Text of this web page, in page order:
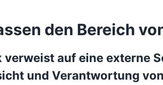
den Bereich
verweist auf eine externe
und Verantwortung